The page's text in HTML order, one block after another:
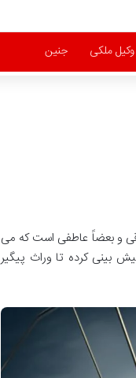
وکیل ملکی جنین
و بعضاً عاطفی است که می
بینی کرده تا وراث پیگیر